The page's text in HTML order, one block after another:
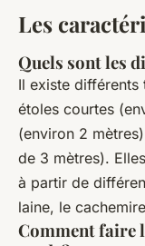
Les
Quels sont les
Il existe
étoles courtes
(environ 2
de 3 mètres).
à partir de
laine, le
Comment faire